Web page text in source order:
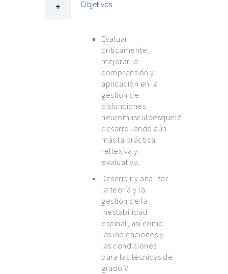
Objetivos
Evaluar
críticamente,
mejorar la
comprensión y
aplicación en la
gestión de
disfunciones
neuromusculoesqueléticas;
desarrollando aún
más la práctica
reflexiva y
evaluativa.
Describir y analizar
la teoría y la
gestión de la
inestabilidad
espinal, así como
las indicaciones y
las condiciones
para las técnicas de
grado V.